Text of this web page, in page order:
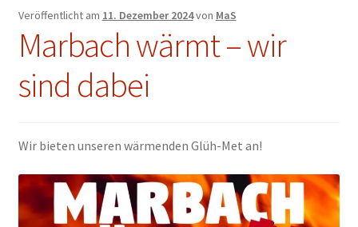
KONTAKT
IMPRESSUM
Veröffentlicht am 11. Dezember 2024von MaS
Marbach wärmt – wir
sind dabei
Wir bieten unseren wärmenden Glüh-Met an!